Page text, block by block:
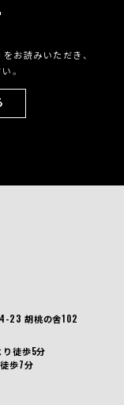
をお読みいただき、
。
23 胡桃の舎102
り徒歩5分
歩7分